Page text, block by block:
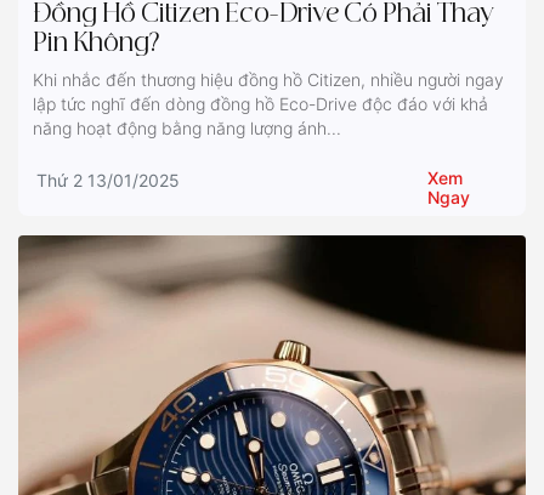
Đồng Hồ Citizen Eco-Drive Có Phải Thay
Pin Không?
Khi nhắc đến thương hiệu đồng hồ Citizen, nhiều người ngay
lập tức nghĩ đến dòng đồng hồ Eco-Drive độc đáo với khả
năng hoạt động bằng năng lượng ánh...
Thứ 2 13/01/2025
Xem
Ngay